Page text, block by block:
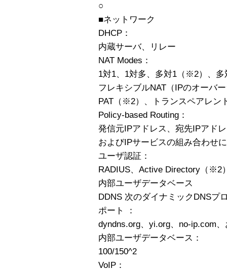
○
■ネットワーク
DHCP：
内蔵サーバ、リレー
NAT Modes：
1対1、1対多、多対1（※2）、多
フレキシブルNAT（IPのオーバ
PAT（※2）、トランスペアレン
Policy-based Routing：
発信元IPアドレス、宛先IPアド
およびIPサービスの組み合わせ
ユーザ認証：
RADIUS、Active Directory（※2
内部ユーザデータベース
DDNS 次のダイナミックDNSプ
ポート ：
dyndns.org、yi.org、no-ip.com
内部ユーザデータベース：
100/150^2
VoIP：